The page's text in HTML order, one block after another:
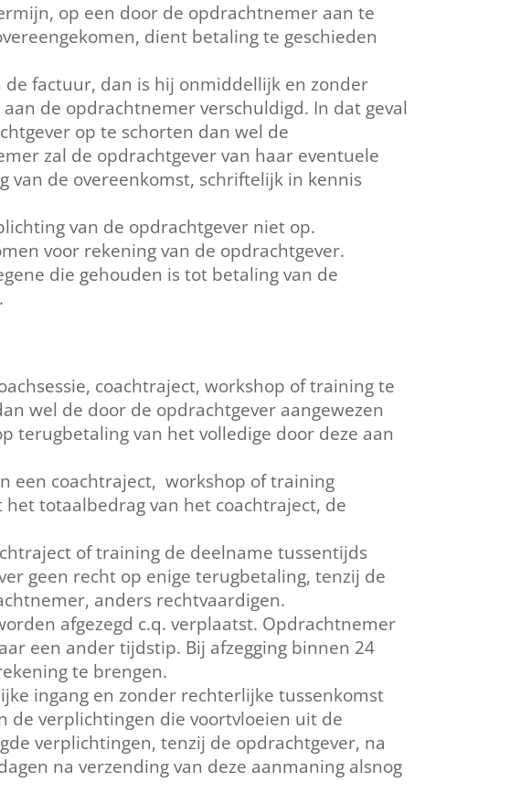
op een door de opdrachtnemer aan te
dient betaling te geschieden
factuur, dan is hij onmiddellijk en zonder
de opdrachtnemer verschuldigd. In dat geval
op te schorten dan wel de
zal de opdrachtgever van haar eventuele
van de overeenkomst, schriftelijk in kennis
van de opdrachtgever niet op.
voor rekening van de opdrachtgever.
die gehouden is tot betaling van de
coachtraject, workshop of training te
wel de door de opdrachtgever aangewezen
terugbetaling van het volledige door deze aan
een coachtraject, workshop of training
totaalbedrag van het coachtraject, de
of training de deelname tussentijds
geen recht op enige terugbetaling, tenzij de
anders rechtvaardigen.
afgezegd c.q. verplaatst. Opdrachtnemer
een ander tijdstip. Bij afzegging binnen 24
te brengen.
ingang en zonder rechterlijke tussenkomst
de verplichtingen die voortvloeien uit de
verplichtingen, tenzij de opdrachtgever, na
na verzending van deze aanmaning alsnog